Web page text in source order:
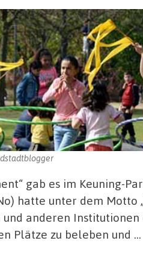
gab es im Keuning-
hatte unter dem Motto
und anderen
Plätze zu beleben und …